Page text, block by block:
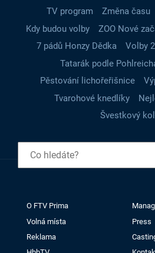
TV program
Změna času
Kdy budou volby
ZOO Nové
7 pádů Honzy Dědka
Volby
Tatarák podle
Pěstování lichořeřišnice
Tvarohové knedlíky
Švestkový
O FTV Prima
Volná místa
Press
Reklama